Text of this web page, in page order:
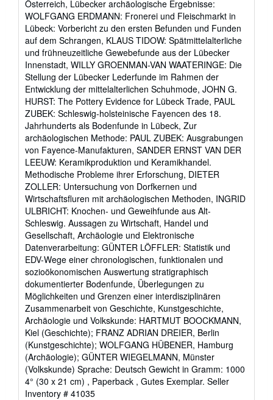
Österreich, Lübecker archäologische Ergebnisse:
WOLFGANG ERDMANN: Fronerei und Fleischmarkt in
Lübeck: Vorbericht zu den ersten Befunden und Funden
auf dem Schrangen, KLAUS TIDOW: Spätmittelalterliche
und frühneuzeitliche Gewebefunde aus der Lübecker
Innenstadt, WILLY GROENMAN-VAN WAATERINGE: Die
Stellung der Lübecker Lederfunde im Rahmen der
Entwicklung der mittelalterlichen Schuhmode, JOHN G.
HURST: The Pottery Evidence for Lübeck Trade, PAUL
ZUBEK: Schleswig-holsteinische Fayencen des 18.
Jahrhunderts als Bodenfunde in Lübeck, Zur
archäologischen Methode: PAUL ZUBEK: Ausgrabungen
von Fayence-Manufakturen, SANDER ERNST VAN DER
LEEUW: Keramikproduktion und Keramikhandel.
Methodische Probleme ihrer Erforschung, DIETER
ZOLLER: Untersuchung von Dorfkernen und
Wirtschaftsfluren mit archäologischen Methoden, INGRID
ULBRICHT: Knochen- und Geweihfunde aus Alt-
Schleswig. Aussagen zu Wirtschaft, Handel und
Gesellschaft, Archäologie und Elektronische
Datenverarbeitung: GÜNTER LÖFFLER: Statistik und
EDV-Wege einer chronologischen, funktionalen und
sozioökonomischen Auswertung stratigraphisch
dokumentierter Bodenfunde, Überlegungen zu
Möglichkeiten und Grenzen einer interdisziplinären
Zusammenarbeit von Geschichte, Kunstgeschichte,
Archäologie und Volkskunde: HARTMUT BOOCKMANN,
Kiel (Geschichte); FRANZ ADRIAN DREIER, Berlin
(Kunstgeschichte); WOLFGANG HÜBENER, Hamburg
(Archäologie); GÜNTER WIEGELMANN, Münster
(Volkskunde) Sprache: Deutsch Gewicht in Gramm: 1000
4° (30 x 21 cm) , Paperback , Gutes Exemplar. Seller
Inventory # 41035